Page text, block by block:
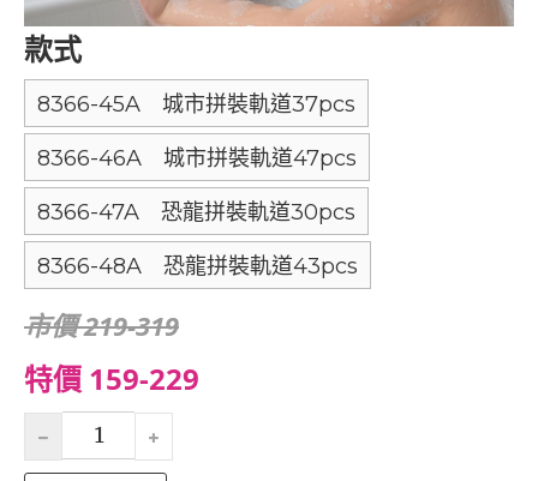
款式
8366-45A 城市拼裝軌道37pcs
8366-46A 城市拼裝軌道47pcs
8366-47A 恐龍拼裝軌道30pcs
8366-48A 恐龍拼裝軌道43pcs
市價 219-319
特價 159-229